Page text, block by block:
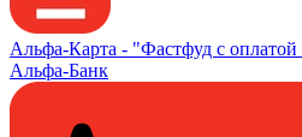
Альфа‑Карта - "Фастфуд с оплатой
Альфа-Банк